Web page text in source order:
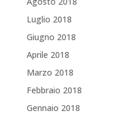
Luglio 2018
Giugno 2018
Aprile 2018
Marzo 2018
Febbraio 2018
Gennaio 2018